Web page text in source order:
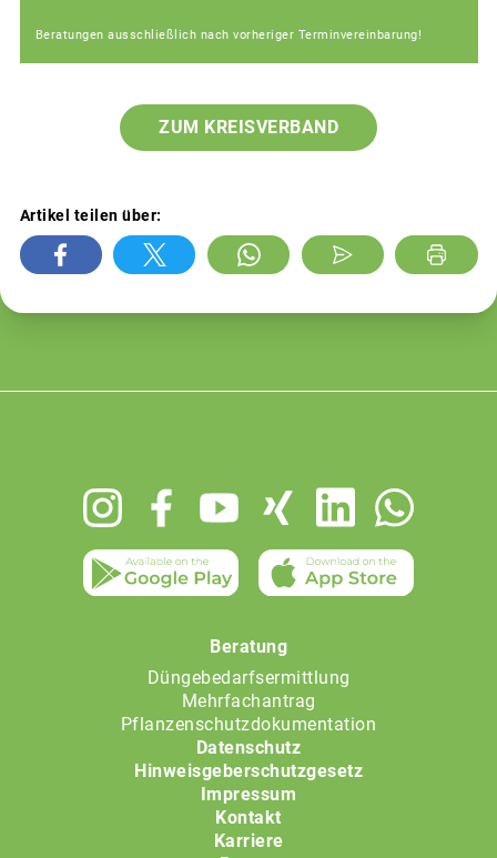
Beratungen ausschließlich nach vorheriger Terminvereinbarung!
ZUM KREISVERBAND
Artikel teilen über:
Beratung
Düngebedarfsermittlung
Mehrfachantrag
Pflanzenschutzdokumentation
Datenschutz
Hinweisgeberschutzgesetz
Impressum
Kontakt
Karriere